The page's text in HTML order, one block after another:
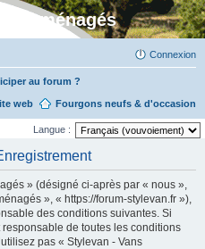
aménagés
Connexion
au forum ?
Fourgons neufs & d'occasion
web
R
Langue :
» (désigné ci-après par « nous »,
», « https://forum-stylevan.fr »),
des conditions suivantes. Si
responsable de toutes les conditions
pas « Stylevan - Vans